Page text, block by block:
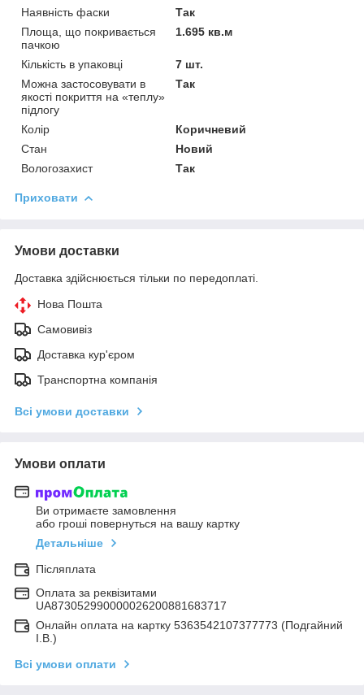
Наявність фаски
Так
Площа, що покривається
пачкою
1.695 кв.м
Кількість в упаковці
7 шт.
Можна застосовувати в
якості покриття на «теплу»
підлогу
Так
Колір
Коричневий
Стан
Новий
Вологозахист
Так
Приховати
Умови доставки
Доставка здійснюється тільки по передоплаті.
Нова Пошта
Самовивіз
Доставка кур'єром
Транспортна компанія
Всі умови доставки
Умови оплати
Ви отримаєте замовлення
або гроші повернуться на вашу картку
Детальніше
Післяплата
Оплата за реквізитами
UA873052990000026200881683717
Онлайн оплата на картку 5363542107377773 (Подгайний
І.В.)
Всі умови оплати